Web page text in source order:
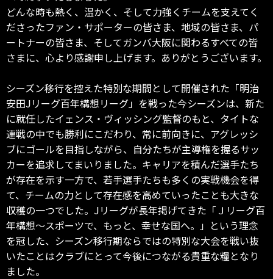
どんな時も熱く、温かく、そして力強くチームを支えてく
ださったファン・サポーターの皆さま、地域の皆さま、パ
ートナーの皆さま、そしてガンバ大阪に関わるすべての皆
さまに、心より感謝申し上げます。ありがとうございます。
シーズン移行を控えた特別な期間として開催された「明治
安田Jリーグ百年構想リーグ」を戦った今シーズンは、新た
に就任したイェンス・ヴィッシング監督のもと、タイトな
連戦の中でも勝利にこだわり、常に前向きに、アグレッシ
ブにゴールを目指しながら、自分たちが主導権を握るサッ
カーを追求してまいりました。キャリアを積んだ選手たち
が存在を示す一方で、若手選手たちも多くの実戦機会を得
て、チームの力として存在感を高めていったことも大きな
収穫の一つでした。Jリーグが長年掲げてきた「Ｊリーグ百
年構想～スポーツで、もっと、幸せな国へ。」という理念
を冠した、シーズン移行期ならではの特別な大会を戦い抜
いたことはクラブにとって今後につながる貴重な糧となり
ました。